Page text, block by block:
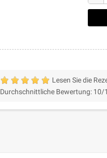
Lesen Sie die
Durchschnittliche Bewertung: 10/